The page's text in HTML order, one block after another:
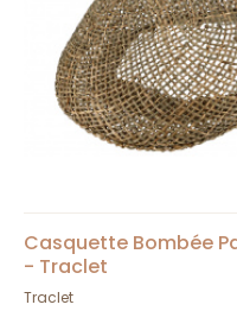
Casquette Bombée
- Traclet
Traclet